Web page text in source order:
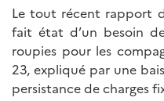
Le tout récent rapport
fait état d’un besoin
roupies pour les
23, expliqué par une
persistance de charges